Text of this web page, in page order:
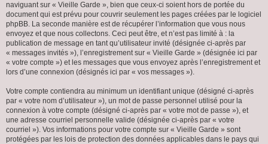
naviguant sur « Vieille Garde », bien que ceux-ci soient hors de portée du
document qui est prévu pour couvrir seulement les pages créées par le logiciel
phpBB. La seconde manière est de récupérer l’information que vous nous
envoyez et que nous collectons. Ceci peut être, et n’est pas limité à : la
publication de message en tant qu’utilisateur invité (désignée ci-après par
« messages invités »), l’enregistrement sur « Vieille Garde » (désignée ici par
« votre compte ») et les messages que vous envoyez après l’enregistrement et
lors d’une connexion (désignés ici par « vos messages »).
Votre compte contiendra au minimum un identifiant unique (désigné ci-après
par « votre nom d’utilisateur »), un mot de passe personnel utilisé pour la
connexion à votre compte (désigné ci-après par « votre mot de passe »), et
une adresse courriel personnelle valide (désignée ci-après par « votre
courriel »). Vos informations pour votre compte sur « Vieille Garde » sont
protégées par les lois de protection des données applicables dans le pays qui